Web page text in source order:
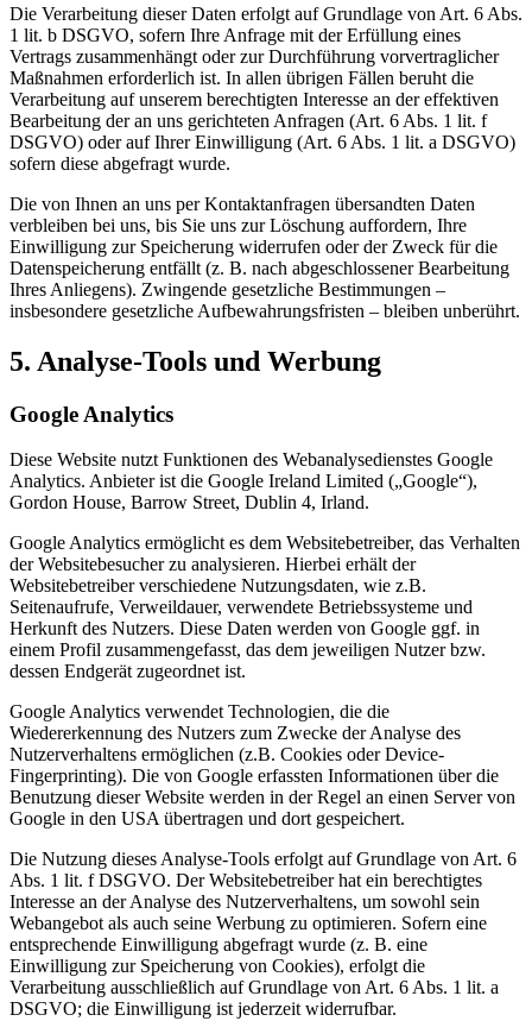
Die Verarbeitung dieser Daten erfolgt auf Grundlage von Art. 6 Abs.
1 lit. b DSGVO, sofern Ihre Anfrage mit der Erfüllung eines
Vertrags zusammenhängt oder zur Durchführung vorvertraglicher
Maßnahmen erforderlich ist. In allen übrigen Fällen beruht die
Verarbeitung auf unserem berechtigten Interesse an der effektiven
Bearbeitung der an uns gerichteten Anfragen (Art. 6 Abs. 1 lit. f
DSGVO) oder auf Ihrer Einwilligung (Art. 6 Abs. 1 lit. a DSGVO)
sofern diese abgefragt wurde.
Die von Ihnen an uns per Kontaktanfragen übersandten Daten
verbleiben bei uns, bis Sie uns zur Löschung auffordern, Ihre
Einwilligung zur Speicherung widerrufen oder der Zweck für die
Datenspeicherung entfällt (z. B. nach abgeschlossener Bearbeitung
Ihres Anliegens). Zwingende gesetzliche Bestimmungen –
insbesondere gesetzliche Aufbewahrungsfristen – bleiben unberührt.
5. Analyse-Tools und Werbung
Google Analytics
Diese Website nutzt Funktionen des Webanalysedienstes Google
Analytics. Anbieter ist die Google Ireland Limited („Google“),
Gordon House, Barrow Street, Dublin 4, Irland.
Google Analytics ermöglicht es dem Websitebetreiber, das Verhalten
der Websitebesucher zu analysieren. Hierbei erhält der
Websitebetreiber verschiedene Nutzungsdaten, wie z.B.
Seitenaufrufe, Verweildauer, verwendete Betriebssysteme und
Herkunft des Nutzers. Diese Daten werden von Google ggf. in
einem Profil zusammengefasst, das dem jeweiligen Nutzer bzw.
dessen Endgerät zugeordnet ist.
Google Analytics verwendet Technologien, die die
Wiedererkennung des Nutzers zum Zwecke der Analyse des
Nutzerverhaltens ermöglichen (z.B. Cookies oder Device-
Fingerprinting). Die von Google erfassten Informationen über die
Benutzung dieser Website werden in der Regel an einen Server von
Google in den USA übertragen und dort gespeichert.
Die Nutzung dieses Analyse-Tools erfolgt auf Grundlage von Art. 6
Abs. 1 lit. f DSGVO. Der Websitebetreiber hat ein berechtigtes
Interesse an der Analyse des Nutzerverhaltens, um sowohl sein
Webangebot als auch seine Werbung zu optimieren. Sofern eine
entsprechende Einwilligung abgefragt wurde (z. B. eine
Einwilligung zur Speicherung von Cookies), erfolgt die
Verarbeitung ausschließlich auf Grundlage von Art. 6 Abs. 1 lit. a
DSGVO; die Einwilligung ist jederzeit widerrufbar.